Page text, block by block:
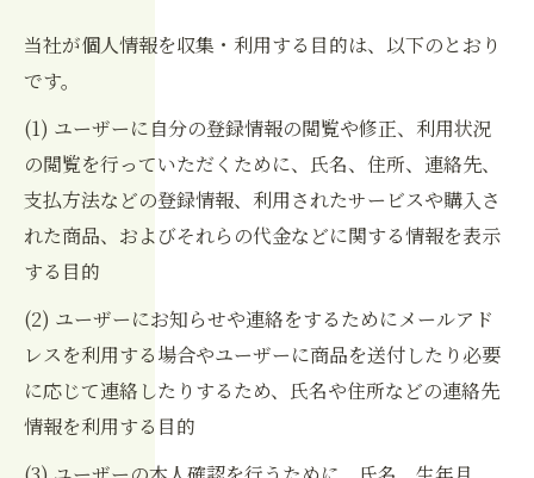
当社が個人情報を収集・利用する目的は、以下のとおり
です。
(1) ユーザーに自分の登録情報の閲覧や修正、利用状況
の閲覧を行っていただくために、氏名、住所、連絡先、
支払方法などの登録情報、利用されたサービスや購入さ
れた商品、およびそれらの代金などに関する情報を表示
する目的
(2) ユーザーにお知らせや連絡をするためにメールアド
レスを利用する場合やユーザーに商品を送付したり必要
に応じて連絡したりするため、氏名や住所などの連絡先
情報を利用する目的